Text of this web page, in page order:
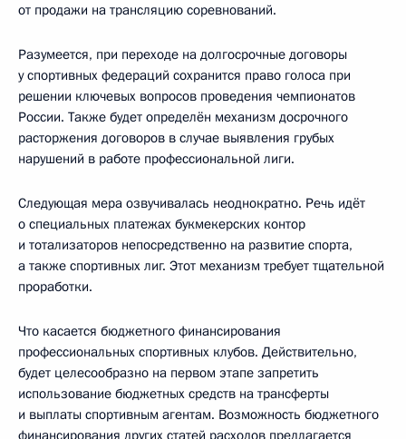
от продажи на трансляцию соревнований.
Разумеется, при переходе на долгосрочные договоры
у спортивных федераций сохранится право голоса при
решении ключевых вопросов проведения чемпионатов
России. Также будет определён механизм досрочного
расторжения договоров в случае выявления грубых
нарушений в работе профессиональной лиги.
Следующая мера озвучивалась неоднократно. Речь идёт
о специальных платежах букмекерских контор
и тотализаторов непосредственно на развитие спорта,
а также спортивных лиг. Этот механизм требует тщательной
проработки.
Что касается бюджетного финансирования
профессиональных спортивных клубов. Действительно,
будет целесообразно на первом этапе запретить
использование бюджетных средств на трансферты
и выплаты спортивным агентам. Возможность бюджетного